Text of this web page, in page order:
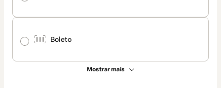
Boleto
Mostrar mais